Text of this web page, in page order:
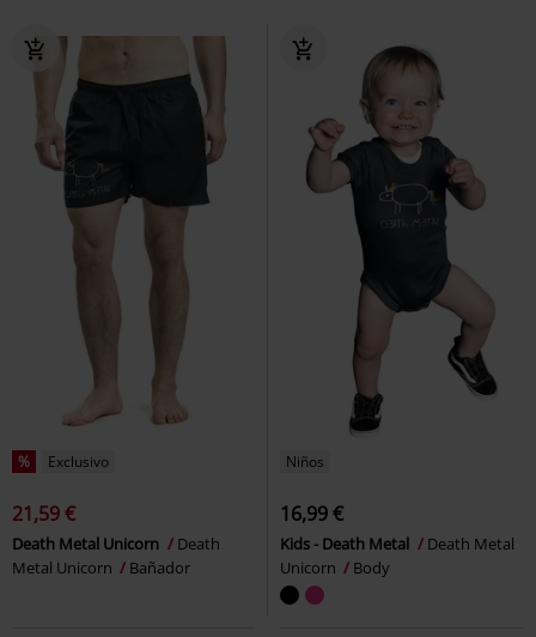
% Exclusivo
21,59 €
Death Metal Unicorn
Death
Metal Unicorn
Bañador
Niños
16,99 €
Kids - Death Metal
Death Metal
Unicorn
Body